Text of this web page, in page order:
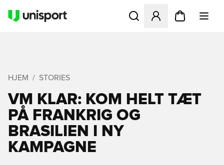
Åbner en Modal til at
HJEM STORIES
VM KLAR: KOM HELT TÆT
PÅ FRANKRIG OG
BRASILIEN I NY
KAMPAGNE